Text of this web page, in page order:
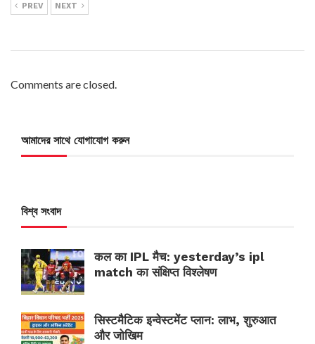
PREV NEXT
Comments are closed.
আমাদের সাথে যোগাযোগ করুন
বিশ্ব সংবাদ
कल का IPL मैच: yesterday’s ipl
match का संक्षिप्त विश्लेषण
सिस्टमैटिक इन्वेस्टमेंट प्लान: लाभ, शुरुआत
और जोखिम